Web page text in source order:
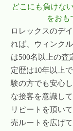
どこにも負けない
をおも
ロレックスのデ
れば、ウィンク
は500名以上の査
定歴は10年以上
験の方でも安心
な接客を意識し
リピートを頂い
売ルートを広げ